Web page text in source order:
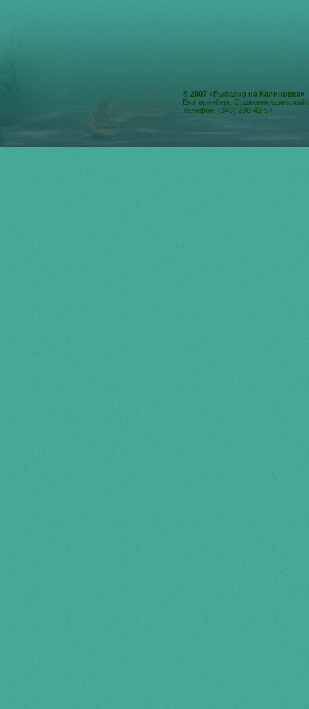
© 2007 «Рыбалка на Калиновке»
Екатеринбург,
Телефон: (343) 290-42-57